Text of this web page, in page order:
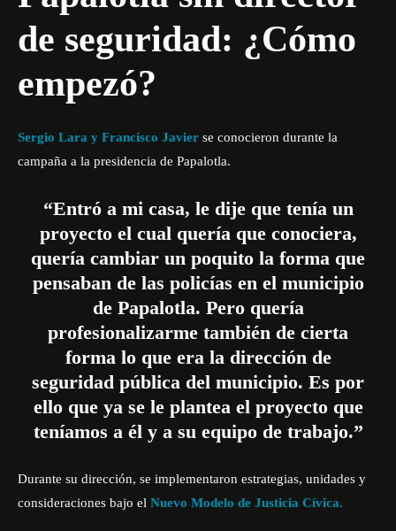
de seguridad: ¿Cómo
empezó?
Sergio Lara y Francisco Javier se conocieron durante la
campaña a la presidencia de Papalotla.
“Entró a mi casa, le dije que tenía un
proyecto el cual quería que conociera,
quería cambiar un poquito la forma que
pensaban de las policías en el municipio
de Papalotla. Pero quería
profesionalizarme también de cierta
forma lo que era la dirección de
seguridad pública del municipio. Es por
ello que ya se le plantea el proyecto que
teníamos a él y a su equipo de trabajo.”
Durante su dirección, se implementaron estrategias, unidades y
consideraciones bajo el Nuevo Modelo de Justicia Cívica.